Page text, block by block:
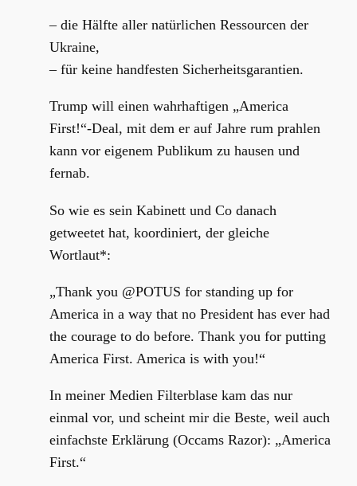
– die Hälfte aller natürlichen Ressourcen der
Ukraine,
– für keine handfesten Sicherheitsgarantien.
Trump will einen wahrhaftigen „America
First!“-Deal, mit dem er auf Jahre rum prahlen
kann vor eigenem Publikum zu hausen und
fernab.
So wie es sein Kabinett und Co danach
getweetet hat, koordiniert, der gleiche
Wortlaut*:
„Thank you @POTUS for standing up for
America in a way that no President has ever had
the courage to do before. Thank you for putting
America First. America is with you!“
In meiner Medien Filterblase kam das nur
einmal vor, und scheint mir die Beste, weil auch
einfachste Erklärung (Occams Razor): „America
First.“